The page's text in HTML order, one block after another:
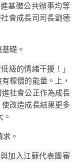
基礎公共辦事均等
會成長司司長劉德
礎。
級的情緒干擾！」
標價的能量。上，
社會公正作為成長
改造成長結果更多
求。
加入江蘇代表團審